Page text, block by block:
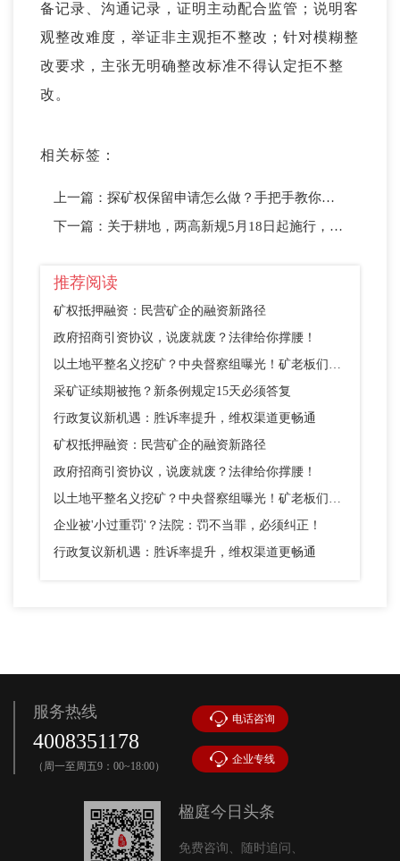
备记录、沟通记录，证明主动配合监管；说明客
观整改难度，举证非主观拒不整改；针对模糊整
改要求，主张无明确整改标准不得认定拒不整
改。
相关标签：
上一篇： 探矿权保留申请怎么做？手把手教你走完整个流程
下一篇： 关于耕地，两高新规5月18日起施行，这些行为要注意
推荐阅读
矿权抵押融资：民营矿企的融资新路径
政府招商引资协议，说废就废？法律给你撑腰！
以土地平整名义挖矿？中央督察组曝光！矿老板们别踩这个坑
采矿证续期被拖？新条例规定15天必须答复
行政复议新机遇：胜诉率提升，维权渠道更畅通
矿权抵押融资：民营矿企的融资新路径
政府招商引资协议，说废就废？法律给你撑腰！
以土地平整名义挖矿？中央督察组曝光！矿老板们别踩这个坑
企业被'小过重罚'？法院：罚不当罪，必须纠正！
行政复议新机遇：胜诉率提升，维权渠道更畅通
服务热线
4008351178
（周一至周五9：00~18:00）
电话咨询
企业专线
楹庭今日头条
免费咨询、随时追问、